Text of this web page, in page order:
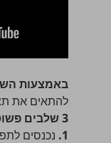
באמצעות
להתאים את
3 שלבים פשוטים לביצוע הפעולה:
1. נכנסים